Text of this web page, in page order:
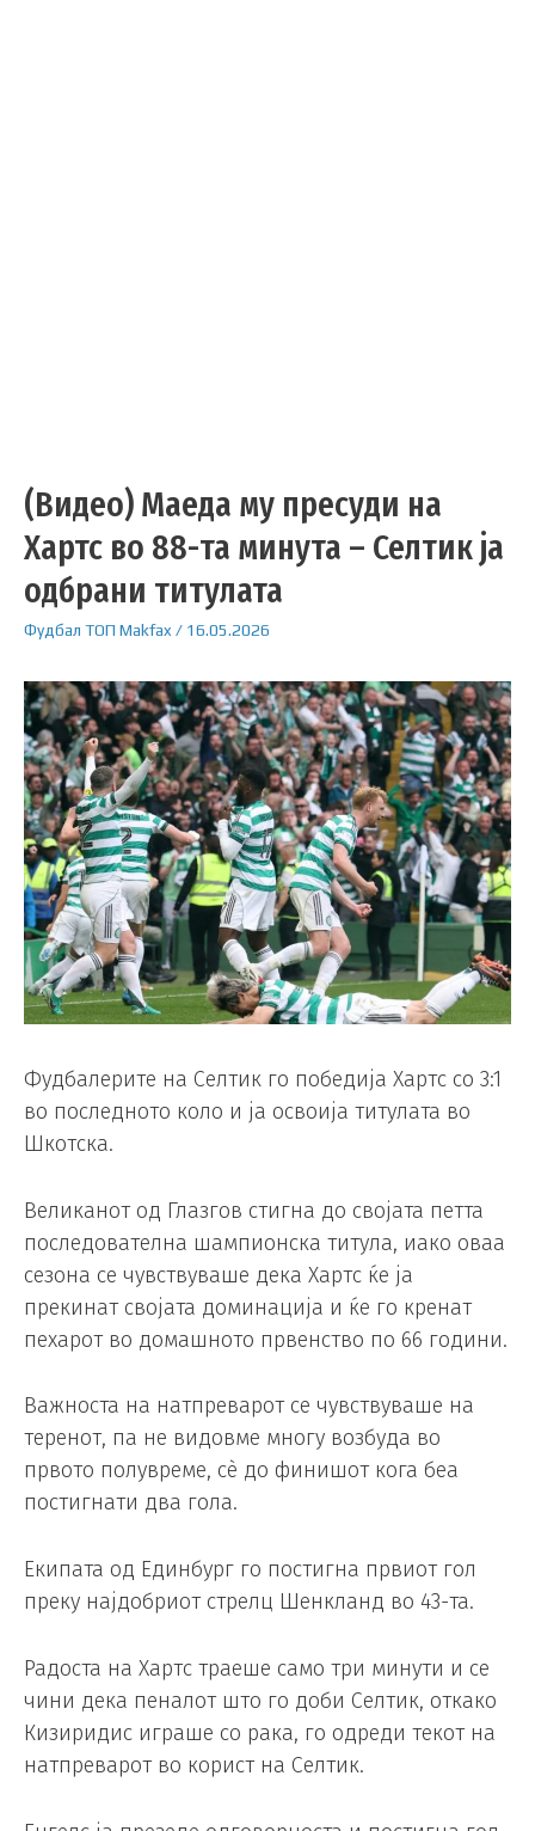
(Видео) Маеда му пресуди на
Хартс во 88-та минута – Селтик ја
одбрани титулата
Фудбал ТОП Makfax / 16.05.2026
Фудбалерите на Селтик го победија Хартс со 3:1
во последното коло и ја освоија титулата во
Шкотска.
Великанот од Глазгов стигна до својата петта
последователна шампионска титула, иако оваа
сезона се чувствуваше дека Хартс ќе ја
прекинат својата доминација и ќе го кренат
пехарот во домашното првенство по 66 години.
Важноста на натпреварот се чувствуваше на
теренот, па не видовме многу возбуда во
првото полувреме, сè до финишот кога беа
постигнати два гола.
Екипата од Единбург го постигна првиот гол
преку најдобриот стрелц Шенкланд во 43-та.
Радоста на Хартс траеше само три минути и се
чини дека пеналот што го доби Селтик, откако
Кизиридис играше со рака, го одреди текот на
натпреварот во корист на Селтик.